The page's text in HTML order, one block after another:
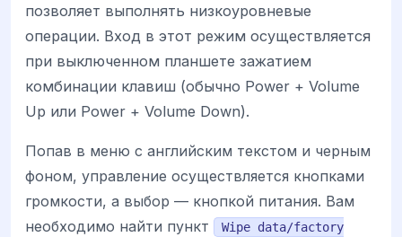
позволяет выполнять низкоуровневые
операции. Вход в этот режим осуществляется
при выключенном планшете зажатием
комбинации клавиш (обычно Power + Volume
Up или Power + Volume Down).
Попав в меню с английским текстом и черным
фоном, управление осуществляется кнопками
громкости, а выбор — кнопкой питания. Вам
необходимо найти пункт
Wipe data/factory